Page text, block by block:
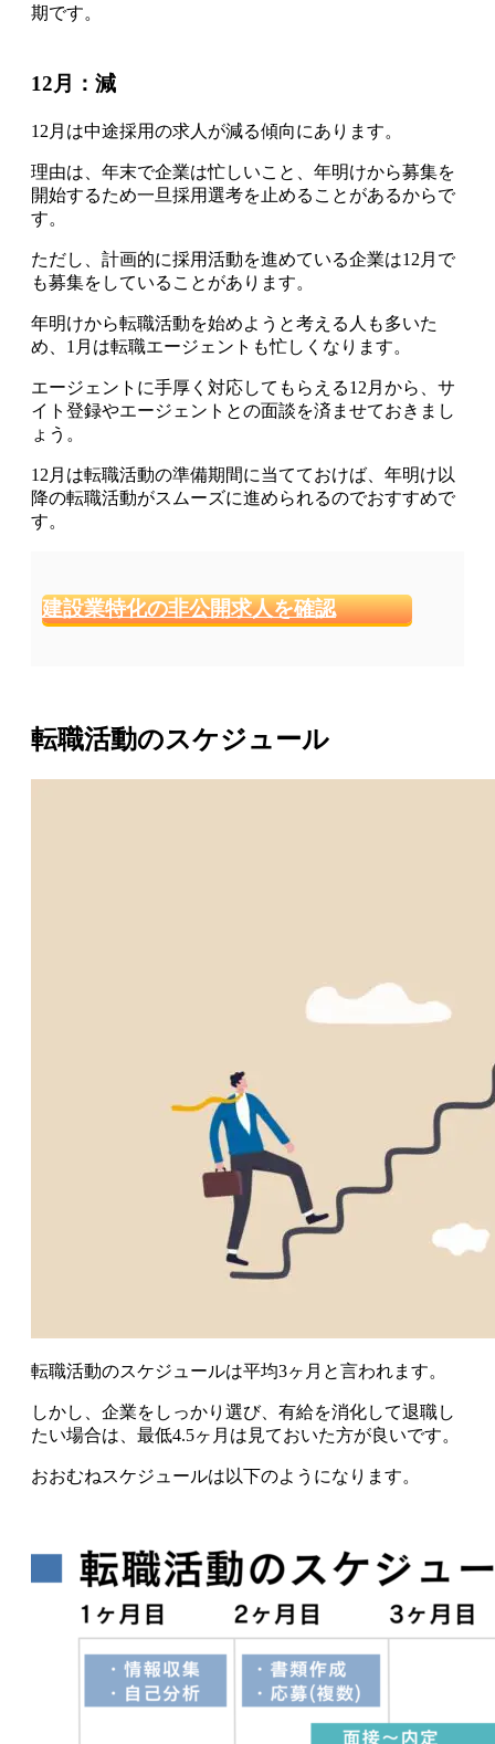
期です。
12月：減
12月は中途採用の求人が減る傾向にあります。
理由は、年末で企業は忙しいこと、年明けから募集を
開始するため一旦採用選考を止めることがあるからで
す。
ただし、計画的に採用活動を進めている企業は12月で
も募集をしていることがあります。
年明けから転職活動を始めようと考える人も多いた
め、1月は転職エージェントも忙しくなります。
エージェントに手厚く対応してもらえる12月から、サ
イト登録やエージェントとの面談を済ませておきまし
ょう 。
12月は転職活動の準備期間に当てておけば、年明け以
降の転職活動がスムーズに進められるのでおすすめで
す。
建設業特化の非公開求人を確認
転職活動のスケジュール
転職活動のスケジュールは平均3ヶ月と言われます。
しかし、 企業をしっかり選び、有給を消化して退職し
たい場合は、最低4.5ヶ月は見ておいた方が良いです。
おおむねスケジュールは以下のようになります。